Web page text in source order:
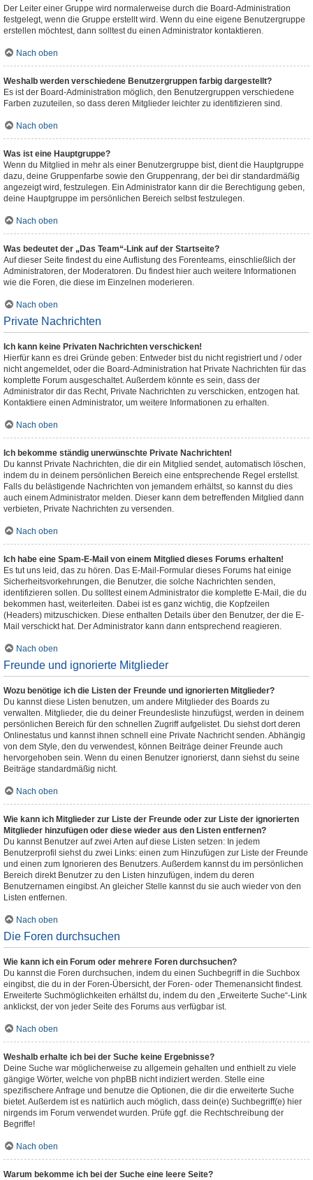
Der Leiter einer Gruppe wird normalerweise durch die Board-Administration
festgelegt, wenn die Gruppe erstellt wird. Wenn du eine eigene Benutzergruppe
erstellen möchtest, dann solltest du einen Administrator kontaktieren.
Nach oben
Weshalb werden verschiedene Benutzergruppen farbig dargestellt?
Es ist der Board-Administration möglich, den Benutzergruppen verschiedene
Farben zuzuteilen, so dass deren Mitglieder leichter zu identifizieren sind.
Nach oben
Was ist eine Hauptgruppe?
Wenn du Mitglied in mehr als einer Benutzergruppe bist, dient die Hauptgruppe
dazu, deine Gruppenfarbe sowie den Gruppenrang, der bei dir standardmäßig
angezeigt wird, festzulegen. Ein Administrator kann dir die Berechtigung geben,
deine Hauptgruppe im persönlichen Bereich selbst festzulegen.
Nach oben
Was bedeutet der „Das Team“-Link auf der Startseite?
Auf dieser Seite findest du eine Auflistung des Forenteams, einschließlich der
Administratoren, der Moderatoren. Du findest hier auch weitere Informationen
wie die Foren, die diese im Einzelnen moderieren.
Nach oben
Private Nachrichten
Ich kann keine Privaten Nachrichten verschicken!
Hierfür kann es drei Gründe geben: Entweder bist du nicht registriert und / oder
nicht angemeldet, oder die Board-Administration hat Private Nachrichten für das
komplette Forum ausgeschaltet. Außerdem könnte es sein, dass der
Administrator dir das Recht, Private Nachrichten zu verschicken, entzogen hat.
Kontaktiere einen Administrator, um weitere Informationen zu erhalten.
Nach oben
Ich bekomme ständig unerwünschte Private Nachrichten!
Du kannst Private Nachrichten, die dir ein Mitglied sendet, automatisch löschen,
indem du in deinem persönlichen Bereich eine entsprechende Regel erstellst.
Falls du belästigende Nachrichten von jemandem erhältst, so kannst du dies
auch einem Administrator melden. Dieser kann dem betreffenden Mitglied dann
verbieten, Private Nachrichten zu versenden.
Nach oben
Ich habe eine Spam-E-Mail von einem Mitglied dieses Forums erhalten!
Es tut uns leid, das zu hören. Das E-Mail-Formular dieses Forums hat einige
Sicherheitsvorkehrungen, die Benutzer, die solche Nachrichten senden,
identifizieren sollen. Du solltest einem Administrator die komplette E-Mail, die du
bekommen hast, weiterleiten. Dabei ist es ganz wichtig, die Kopfzeilen
(Headers) mitzuschicken. Diese enthalten Details über den Benutzer, der die E-
Mail verschickt hat. Der Administrator kann dann entsprechend reagieren.
Nach oben
Freunde und ignorierte Mitglieder
Wozu benötige ich die Listen der Freunde und ignorierten Mitglieder?
Du kannst diese Listen benutzen, um andere Mitglieder des Boards zu
verwalten. Mitglieder, die du deiner Freundesliste hinzufügst, werden in deinem
persönlichen Bereich für den schnellen Zugriff aufgelistet. Du siehst dort deren
Onlinestatus und kannst ihnen schnell eine Private Nachricht senden. Abhängig
von dem Style, den du verwendest, können Beiträge deiner Freunde auch
hervorgehoben sein. Wenn du einen Benutzer ignorierst, dann siehst du seine
Beiträge standardmäßig nicht.
Nach oben
Wie kann ich Mitglieder zur Liste der Freunde oder zur Liste der ignorierten
Mitglieder hinzufügen oder diese wieder aus den Listen entfernen?
Du kannst Benutzer auf zwei Arten auf diese Listen setzen: In jedem
Benutzerprofil siehst du zwei Links: einen zum Hinzufügen zur Liste der Freunde
und einen zum Ignorieren des Benutzers. Außerdem kannst du im persönlichen
Bereich direkt Benutzer zu den Listen hinzufügen, indem du deren
Benutzernamen eingibst. An gleicher Stelle kannst du sie auch wieder von den
Listen entfernen.
Nach oben
Die Foren durchsuchen
Wie kann ich ein Forum oder mehrere Foren durchsuchen?
Du kannst die Foren durchsuchen, indem du einen Suchbegriff in die Suchbox
eingibst, die du in der Foren-Übersicht, der Foren- oder Themenansicht findest.
Erweiterte Suchmöglichkeiten erhältst du, indem du den „Erweiterte Suche“-Link
anklickst, der von jeder Seite des Forums aus verfügbar ist.
Nach oben
Weshalb erhalte ich bei der Suche keine Ergebnisse?
Deine Suche war möglicherweise zu allgemein gehalten und enthielt zu viele
gängige Wörter, welche von phpBB nicht indiziert werden. Stelle eine
spezifischere Anfrage und benutze die Optionen, die dir die erweiterte Suche
bietet. Außerdem ist es natürlich auch möglich, dass dein(e) Suchbegriff(e) hier
nirgends im Forum verwendet wurden. Prüfe ggf. die Rechtschreibung der
Begriffe!
Nach oben
Warum bekomme ich bei der Suche eine leere Seite?